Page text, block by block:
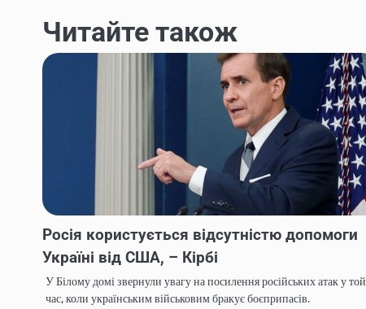
записів
Читайте також
Росія користується відсутністю допомоги
Україні від США, – Кірбі
У Білому домі звернули увагу на посилення російських атак у той
час, коли українським військовим бракує боєприпасів.